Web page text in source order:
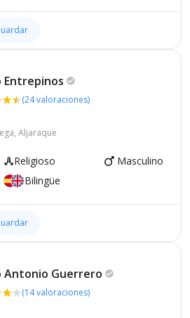
Entrepinos
(24 valoraciones)
Aljaraque
Religioso
Masculino
Bilingüe
Antonio Guerrero
(14 valoraciones)